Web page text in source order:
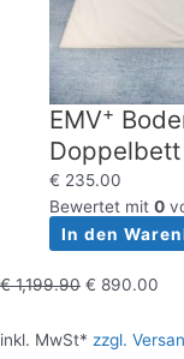
EMV+
€ 235.00
Bewertet mit0
In den
€1,199.90 € 890.00
inkl. MwSt* zzgl.